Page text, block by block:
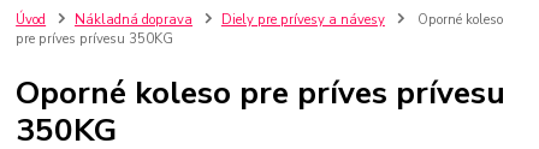
Úvod Nákladná doprava Diely pre prívesy a návesy
Oporné koleso
pre príves prívesu 350KG
Oporné koleso pre príves prívesu
350KG